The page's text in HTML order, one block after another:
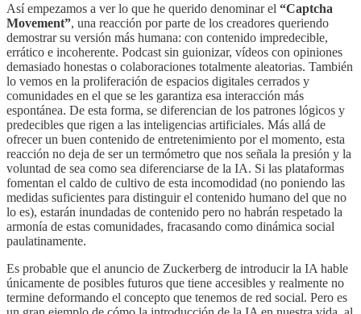
Así empezamos a ver lo que he querido denominar el “Captcha
Movement”, una reacción por parte de los creadores queriendo
demostrar su versión más humana: con contenido impredecible,
errático e incoherente. Podcast sin guionizar, vídeos con opiniones
demasiado honestas o colaboraciones totalmente aleatorias. También
lo vemos en la proliferación de espacios digitales cerrados y
comunidades en el que se les garantiza esa interacción más
espontánea. De esta forma, se diferencian de los patrones lógicos y
predecibles que rigen a las inteligencias artificiales. Más allá de
ofrecer un buen contenido de entretenimiento por el momento, esta
reacción no deja de ser un termómetro que nos señala la presión y la
voluntad de sea como sea diferenciarse de la IA. Si las plataformas
fomentan el caldo de cultivo de esta incomodidad (no poniendo las
medidas suficientes para distinguir el contenido humano del que no
lo es), estarán inundadas de contenido pero no habrán respetado la
armonía de estas comunidades, fracasando como dinámica social
paulatinamente.
Es probable que el anuncio de Zuckerberg de introducir la IA hable
únicamente de posibles futuros que tiene accesibles y realmente no
termine deformando el concepto que tenemos de red social. Pero es